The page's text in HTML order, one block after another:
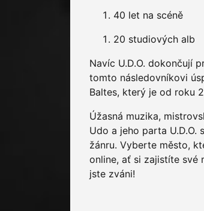
40 let na scéně
20 studiových alb
Navíc U.D.O. dokončují
tomto následovníkovi
Baltes, který je od roku
Úžasná muzika,
Udo a jeho parta
žánru. Vyberte město,
online, ať si zajistíte své
jste zváni!